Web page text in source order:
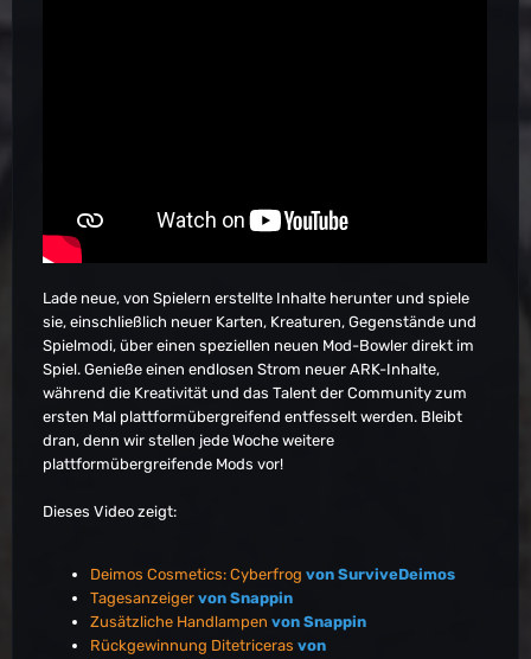
Lade neue, von Spielern erstellte Inhalte herunter und spiele
sie, einschließlich neuer Karten, Kreaturen, Gegenstände und
Spielmodi, über einen speziellen neuen Mod-Bowler direkt im
Spiel. Genieße einen endlosen Strom neuer ARK-Inhalte,
während die Kreativität und das Talent der Community zum
ersten Mal plattformübergreifend entfesselt werden. Bleibt
dran, denn wir stellen jede Woche weitere
plattformübergreifende Mods vor!
Dieses Video zeigt:
Deimos Cosmetics: Cyberfrog von SurviveDeimos
Tagesanzeiger von Snappin
Zusätzliche Handlampen von Snappin
Rückgewinnung Ditetriceras von